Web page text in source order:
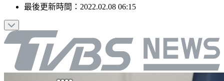
最後更新時間： 2022.02.08 06:15